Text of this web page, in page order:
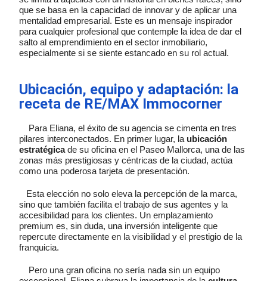
que se basa en la capacidad de innovar y de aplicar una
mentalidad empresarial. Este es un mensaje inspirador
para cualquier profesional que contemple la idea de dar el
salto al emprendimiento en el sector inmobiliario,
especialmente si se siente estancado en su rol actual.
Ubicación, equipo y adaptación: la
receta de RE/MAX Immocorner
Para Eliana, el éxito de su agencia se cimenta en tres
pilares interconectados. En primer lugar, la ubicación
estratégicade su oficina en el Paseo Mallorca, una de las
zonas más prestigiosas y céntricas de la ciudad, actúa
como una poderosa tarjeta de presentación.
Esta elección no solo eleva la percepción de la marca,
sino que también facilita el trabajo de sus agentes y la
accesibilidad para los clientes. Un emplazamiento
premium es, sin duda, una inversión inteligente que
repercute directamente en la visibilidad y el prestigio de la
franquicia.
Pero una gran oficina no sería nada sin un equipo